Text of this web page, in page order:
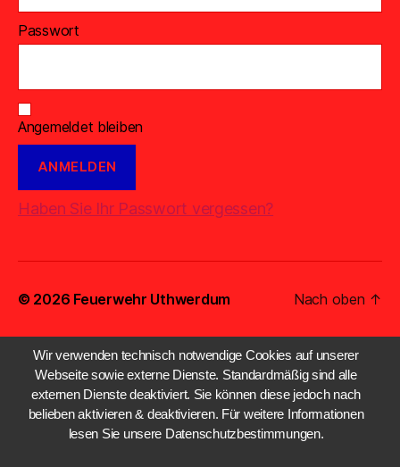
Passwort
Angemeldet bleiben
Haben Sie Ihr Passwort vergessen?
© 2026 Feuerwehr Uthwerdum Nach oben ↑
Wir verwenden technisch notwendige Cookies auf unserer
Webseite sowie externe Dienste. Standardmäßig sind alle
externen Dienste deaktiviert. Sie können diese jedoch nach
belieben aktivieren & deaktivieren. Für weitere Informationen
lesen Sie unsere Datenschutzbestimmungen.